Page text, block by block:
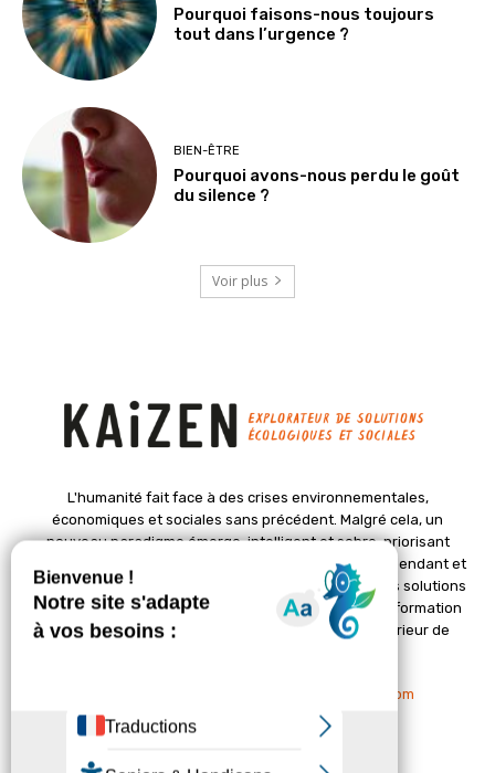
Pourquoi faisons-nous toujours
tout dans l’urgence ?
BIEN-ÊTRE
Pourquoi avons-nous perdu le goût
du silence ?
Voir plus
L'humanité fait face à des crises environnementales,
économiques et sociales sans précédent. Malgré cela, un
nouveau paradigme émerge, intelligent et sobre, priorisant
l'épanouissement de la vie. Le magazine Kaizen, indépendant et
positif, met en lumière des initiatives pionnières et des solutions
créatives pour un avenir meilleur. Il croit en une transformation
profonde des sociétés grâce à un changement intérieur de
contact@kaizen-magazine.com